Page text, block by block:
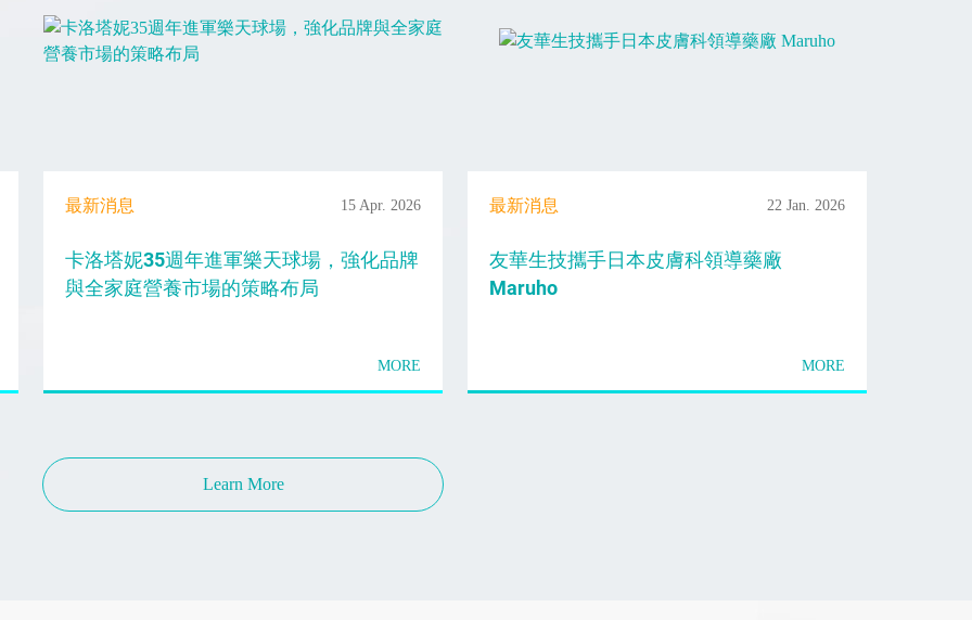
最新消息 15 Apr. 2026
卡洛塔妮35週年進軍樂天球場，強化品牌
與全家庭營養市場的策略布局
MORE
最新消息 22 Jan. 2026
友華生技攜手日本皮膚科領導藥廠
Maruho
MORE
Learn More